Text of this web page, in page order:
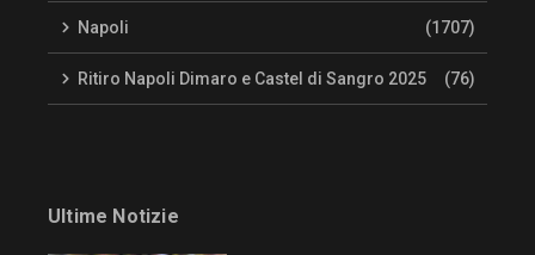
Napoli (1707)
Ritiro Napoli Dimaro e Castel di Sangro 2025 (76)
Ultime Notizie